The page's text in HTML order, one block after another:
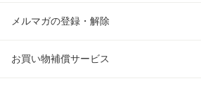
メルマガの登録・解除
お買い物補償サービス